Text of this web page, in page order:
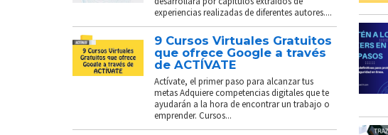
experiencias realizadas de diferentes autores....
9 Cursos Virtuales Gratuitos
que ofrece Google a través
de ACTÍVATE
Actívate, el primer paso para alcanzar tus
metas Adquiere competencias digitales que te
ayudarán a la hora de encontrar un trabajo o
emprender. Cursos...